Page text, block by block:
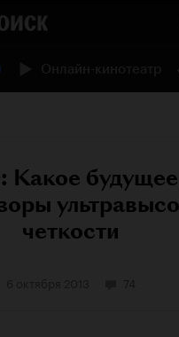
Какое
четкости